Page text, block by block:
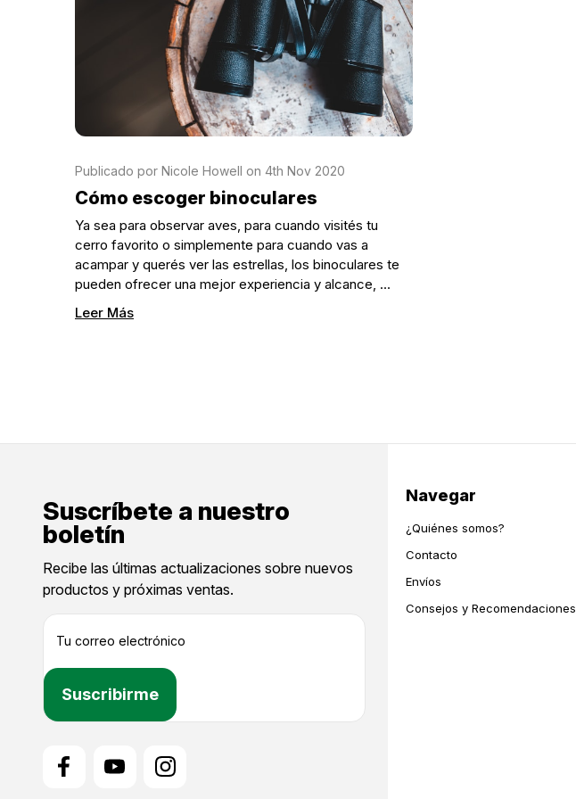
Publicado por Nicole Howell on 4th Nov 2020
Cómo escoger binoculares
Ya sea para observar aves, para cuando visités tu
cerro favorito o simplemente para cuando vas a
acampar y querés ver las estrellas, los binoculares te
pueden ofrecer una mejor experiencia y alcance, …
Leer Más
Suscríbete a nuestro
boletín
Recibe las últimas actualizaciones sobre nuevos
productos y próximas ventas.
e
c
Navegar
¿Quiénes somos?
Contacto
Envíos
Consejos y Recomendaciones